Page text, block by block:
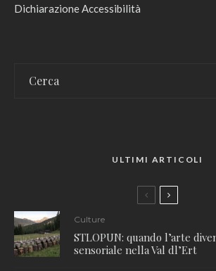
Dichiarazione Accessibilità
ULTIMI ARTICOLI
Culture
STLOPUN: quando l’arte
sensoriale nella Val dl’Ert